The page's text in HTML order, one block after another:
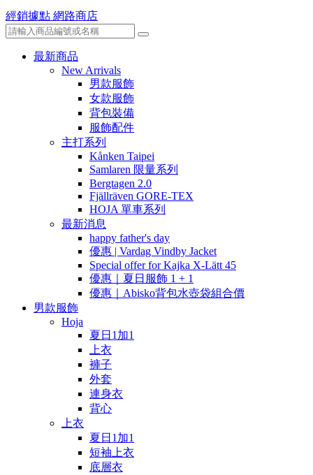
經銷據點 網路商店
最新商品
New Arrivals
男款服飾
女款服飾
背包裝備
服飾配件
主打系列
Kånken Taipei
Samlaren 限量系列
Bergtagen 2.0
Fjällräven GORE-TEX
HOJA 單車系列
最新消息
happy father's day
優惠 | Vardag Vindby Jacket
Special offer for Kajka X-Lätt 45
優惠｜夏日服飾 1 + 1
優惠｜Abisko背包水壺袋組合價
男款服飾
Hoja
夏日1加1
上衣
褲子
外套
連身衣
背心
上衣
夏日1加1
短袖上衣
底層衣